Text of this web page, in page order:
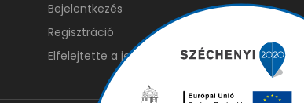
Bejelentkezés
Regisztráció
Elfelejtette a jelszavát?